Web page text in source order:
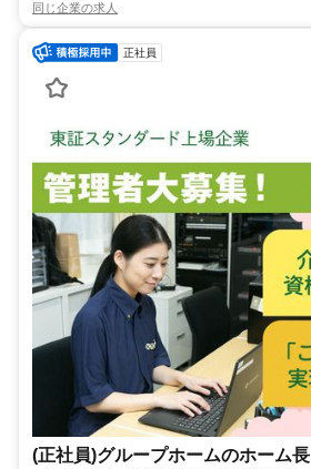
同じ企業の求人
正社員
(正社員)グループホームのホーム長